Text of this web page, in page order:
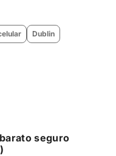
Dublin
seguro